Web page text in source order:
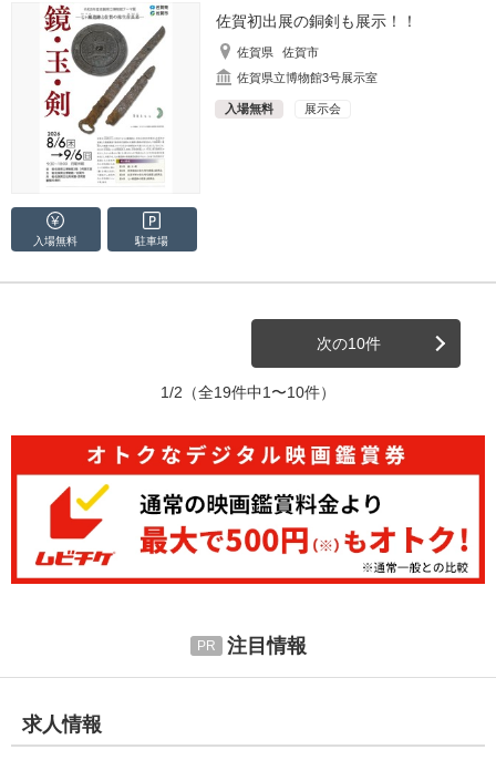
佐賀初出展の銅剣も展示！！
佐賀県
佐賀市
佐賀県立博物館3号展示室
入場無料 展示会
入場無料 駐車場
次の10件
1/2 （全19件中1〜10件）
注目情報
求人情報